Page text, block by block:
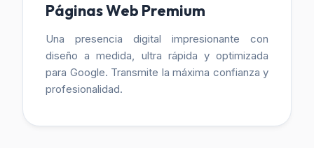
Páginas Web Premium
Una presencia digital impresionante con
diseño a medida, ultra rápida y optimizada
para Google. Transmite la máxima confianza y
profesionalidad.